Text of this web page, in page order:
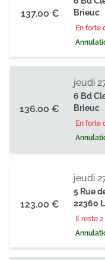
137.00 €
Brieuc
En forte
136.00 €
6 Bd
Brieuc
En forte
jeudi
123.00 €
5 Rue
22360
Il reste
jeudi